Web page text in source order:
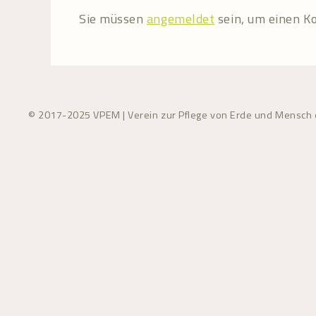
Sie müssen angemeldet sein, um einen
© 2017-2025 VPEM | Verein zur Pflege von Erde und Mensch